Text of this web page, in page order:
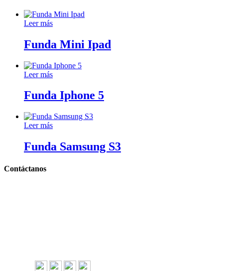
Leer más
Funda Mini Ipad
Leer más
Funda Iphone 5
Leer más
Funda Samsung S3
Contáctanos